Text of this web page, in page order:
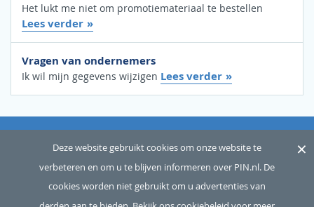
Het lukt me niet om promotiemateriaal te bestellen
Lees verder
Vragen van ondernemers
Ik wil mijn gegevens wijzigen Lees verder
Copyright © 2026 Betaalvereniging Nederland, alle rechten
OVER ONS SITEMAP WOORDENLIJST CONTACT
DISCLAIMER PRIVACY
Deze website gebruikt cookies om onze website te
verbeteren en om u te blijven informeren over PIN.nl. De
cookies worden niet gebruikt om u advertenties van
×